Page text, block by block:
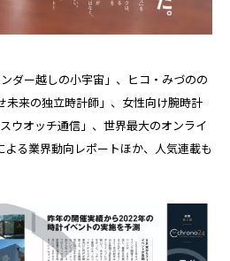
ダー越しの小宇宙」、ヒコ・みづのの
未来の独立時計師」、女性向け腕時計
ウオッチ通信」、世界最大のオンライ
る業界動向レポートほか、人気連載も